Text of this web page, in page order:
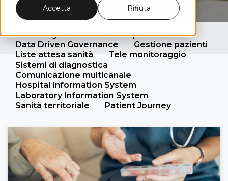
Accetta Rifiuta
Leggi l'articolo
Sanità digitale
Patient Experience
Data Driven Governance
Gestione pazienti
Liste attesa sanità
Tele monitoraggio
Sistemi di diagnostica
Comunicazione multicanale
Hospital Information System
Laboratory Information System
Sanità territoriale
Patient Journey